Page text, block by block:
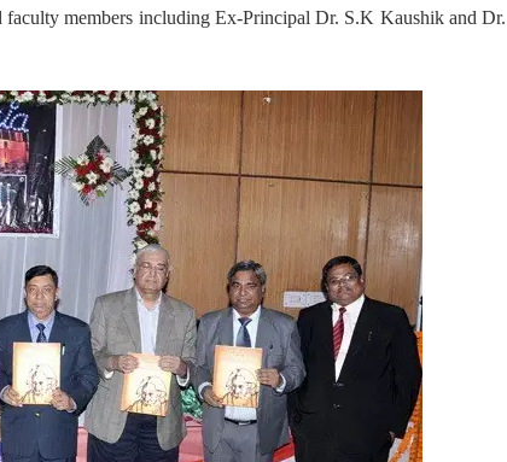
members including Ex-Principal Dr. S.K Kaushik and Dr.